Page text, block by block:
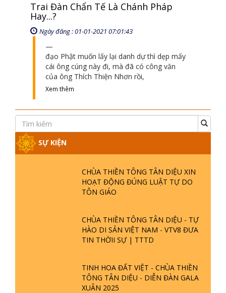
Trai Đàn Chẩn Tế Là Chánh Pháp
Hay...?
Ngày đăng : 01-01-2021 07:01:43
đạo Phật muốn lấy lại danh dự thì dẹp mấy
cái ông cúng này đi, mà đã có công văn
của ông Thích Thiện Nhơn rồi,
Xem thêm
SỰ KIỆN
CHÙA THIỀN TÔNG TÂN DIỆU XIN
HOẠT ĐỘNG ĐÚNG LUẬT TỰ DO
TÔN GIÁO
CHÙA THIỀN TÔNG TÂN DIỆU - TỰ
HÀO DI SẢN VIỆT NAM - VTV8 ĐƯA
TIN THỜII SỰ | TTTD
TINH HOA ĐẤT VIỆT - CHÙA THIỀN
TÔNG TÂN DIỆU - DIỄN ĐÀN GALA
XUÂN 2025